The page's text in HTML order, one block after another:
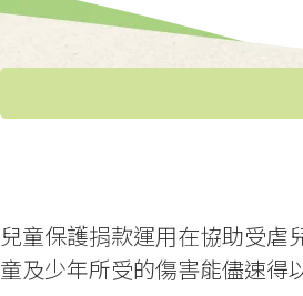
兒童保護捐款運用在協助受虐
童及少年所受的傷害能儘速得